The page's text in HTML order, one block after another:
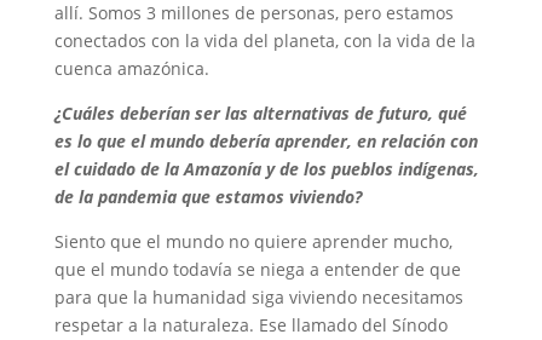
allí. Somos 3 millones de personas, pero estamos
conectados con la vida del planeta, con la vida de la
cuenca amazónica.
¿Cuáles deberían ser las alternativas de futuro, qué
es lo que el mundo debería aprender, en relación con
el cuidado de la Amazonía y de los pueblos indígenas,
de la pandemia que estamos viviendo?
Siento que el mundo no quiere aprender mucho,
que el mundo todavía se niega a entender de que
para que la humanidad siga viviendo necesitamos
respetar a la naturaleza. Ese llamado del Sínodo